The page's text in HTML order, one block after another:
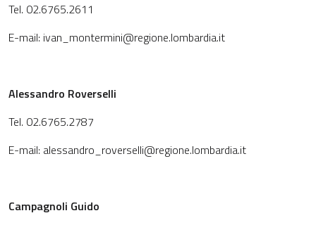
Tel. 02.6765.2611
E-mail: ivan_montermini@regione.lombardia.it
Alessandro Roverselli
Tel. 02.6765.2787
E-mail: alessandro_roverselli@regione.lombardia.it
Campagnoli Guido